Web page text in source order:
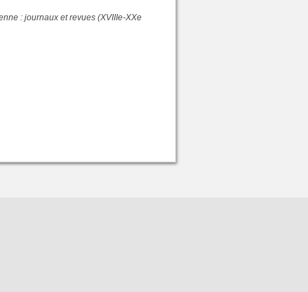
: journaux et revues (XVIIIe-XXe